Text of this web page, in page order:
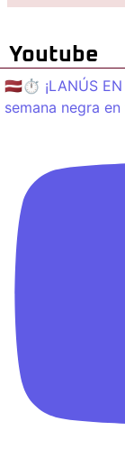
Youtube
🇱🇻⏱️ ¡LANÚS EN
semana negra